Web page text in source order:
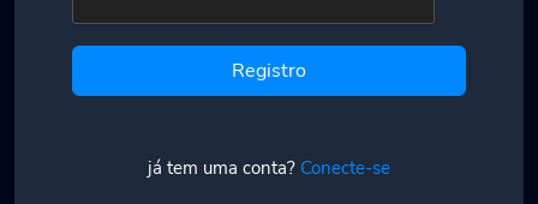
Registro
já tem uma conta? Conecte-se